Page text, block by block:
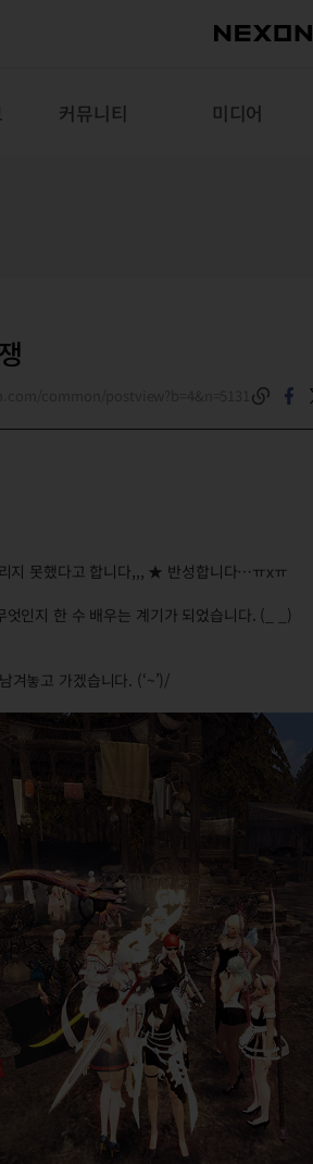
커뮤니티 미디어
지 못했다고 합니다,,, ★ 반성합니다…ㅠxㅠ
인지 한 수 배우는 계기가 되었습니다. (_ _)
겨놓고 가겠습니다. (‘~’)/